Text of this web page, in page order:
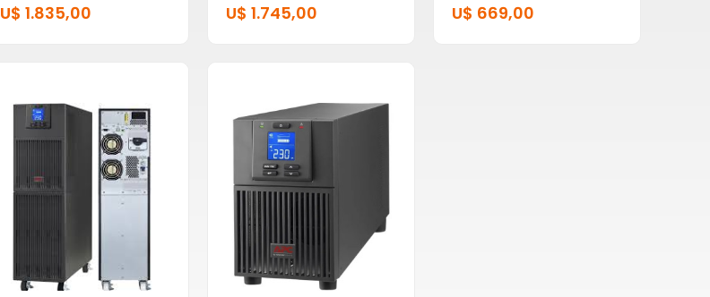
U$ 1.835,00 U$ 1.745,00 U$ 669,00